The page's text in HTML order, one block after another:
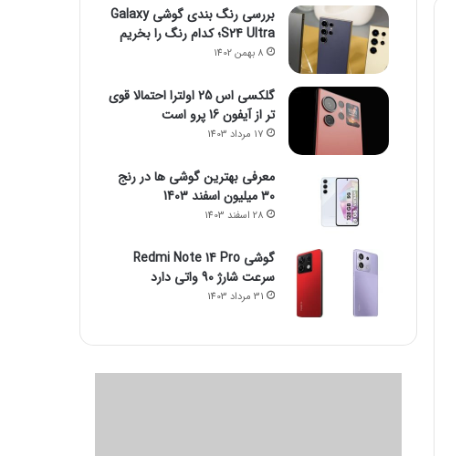
بررسی رنگ بندی گوشی Galaxy
S24 Ultra؛ کدام رنگ را بخریم
8 بهمن 1402
گلکسی اس 25 اولترا احتمالا قوی
تر از آیفون 16 پرو است
17 مرداد 1403
معرفی بهترین گوشی ها در رنج
۳۰ میلیون اسفند 1403
28 اسفند 1403
گوشی Redmi Note 14 Pro
سرعت شارژ 90 واتی دارد
31 مرداد 1403